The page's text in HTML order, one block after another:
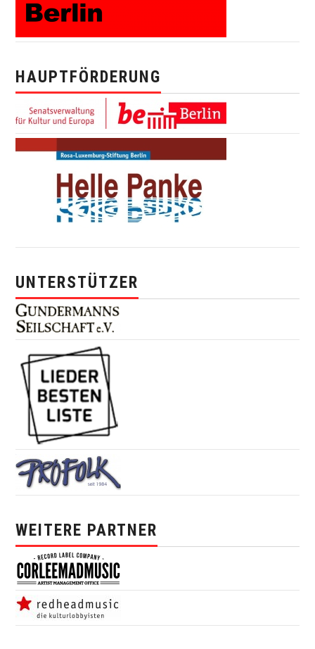
HAUPTFÖRDERUNG
UNTERSTÜTZER
WEITERE PARTNER